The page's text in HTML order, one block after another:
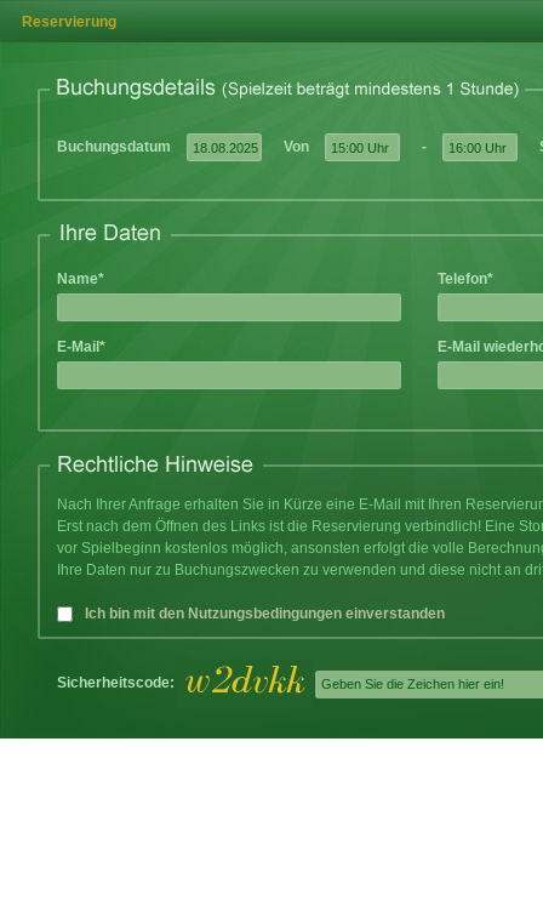
Reservierung
Buchungsdatum Von -
Name* Telefon*
E-Mail* E-Mail
Nach Ihrer Anfrage erhalten Sie in Kürze eine E-Mail mit Ihren
Erst nach dem Öffnen des Links ist die Reservierung verbindlich! Eine
vor Spielbeginn kostenlos möglich, ansonsten erfolgt die volle
Ihre Daten nur zu Buchungszwecken zu verwenden und diese nicht an
Ich bin mit den Nutzungsbedingungen einverstanden
Sicherheitscode: